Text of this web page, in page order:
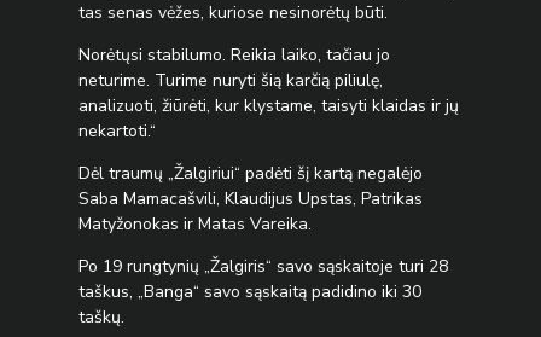
tas senas vėžes, kuriose nesinorėtų būti.
Norėtųsi stabilumo. Reikia laiko, tačiau jo
neturime. Turime nuryti šią karčią piliulę,
analizuoti, žiūrėti, kur klystame, taisyti klaidas ir jų
nekartoti.“
Dėl traumų „Žalgiriui“ padėti šį kartą negalėjo
Saba Mamacašvili, Klaudijus Upstas, Patrikas
Matyžonokas ir Matas Vareika.
Po 19 rungtynių „Žalgiris“ savo sąskaitoje turi 28
taškus, „Banga“ savo sąskaitą padidino iki 30
taškų.